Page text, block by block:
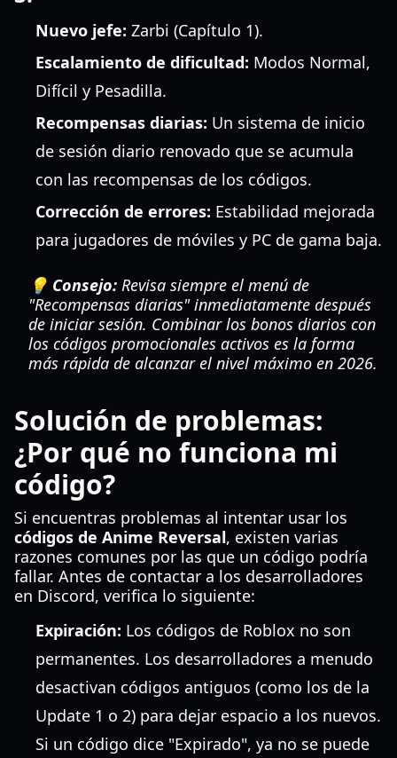
Nuevo jefe: Zarbi (Capítulo 1).
Escalamiento de dificultad: Modos Normal,
Difícil y Pesadilla.
Recompensas diarias: Un sistema de inicio
de sesión diario renovado que se acumula
con las recompensas de los códigos.
Corrección de errores: Estabilidad mejorada
para jugadores de móviles y PC de gama baja.
💡 Consejo: Revisa siempre el menú de
"Recompensas diarias" inmediatamente después
de iniciar sesión. Combinar los bonos diarios con
los códigos promocionales activos es la forma
más rápida de alcanzar el nivel máximo en 2026.
Solución de problemas:
¿Por qué no funciona mi
código?
Si encuentras problemas al intentar usar los
códigos de Anime Reversal, existen varias
razones comunes por las que un código podría
fallar. Antes de contactar a los desarrolladores
en Discord, verifica lo siguiente:
Expiración: Los códigos de Roblox no son
permanentes. Los desarrolladores a menudo
desactivan códigos antiguos (como los de la
Update 1 o 2) para dejar espacio a los nuevos.
Si un código dice "Expirado", ya no se puede